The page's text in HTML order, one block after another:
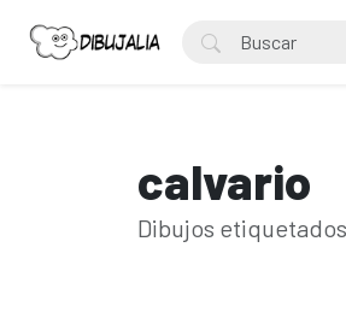
calvario
Dibujos